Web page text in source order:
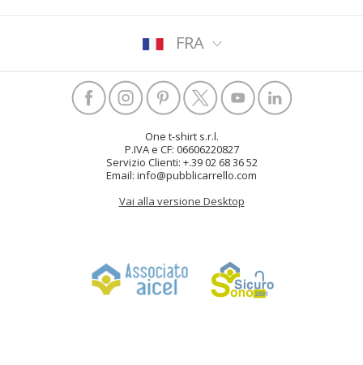
FRA
One t-shirt s.r.l.
P.IVA e CF: 06606220827
Servizio Clienti: +.39 02 68 36 52
Email: info@pubblicarrello.com
Vai alla versione Desktop